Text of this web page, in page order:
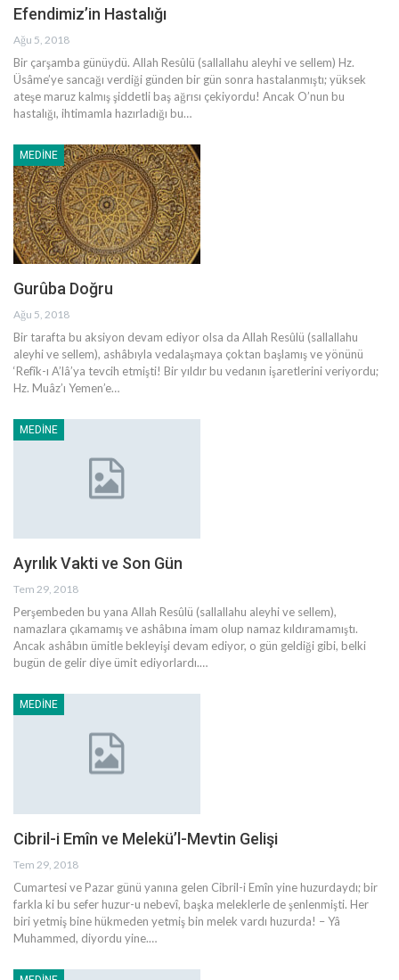
Efendimiz’in Hastalığı
Ağu 5, 2018
Bir çarşamba günüydü. Allah Resûlü (sallallahu aleyhi ve sellem) Hz.
Üsâme’ye sancağı verdiği günden bir gün sonra hastalanmıştı; yüksek
ateşe maruz kalmış şiddetli baş ağrısı çekiyordu! Ancak O’nun bu
hastalığı, ihtimamla hazırladığı bu…
MEDINE
Gurûba Doğru
Ağu 5, 2018
Bir tarafta bu aksiyon devam ediyor olsa da Allah Resûlü (sallallahu
aleyhi ve sellem), ashâbıyla vedalaşmaya çoktan başlamış ve yönünü
‘Refîk-ı A’lâ’ya tevcih etmişti! Bir yıldır bu vedanın işaretlerini veriyordu;
Hz. Muâz’ı Yemen’e…
MEDINE
Ayrılık Vakti ve Son Gün
Tem 29, 2018
Perşembeden bu yana Allah Resûlü (sallallahu aleyhi ve sellem),
namazlara çıkamamış ve ashâbına imam olup namaz kıldıramamıştı.
Ancak ashâbın ümitle bekleyişi devam ediyor, o gün geldiği gibi, belki
bugün de gelir diye ümit ediyorlardı.…
MEDINE
Cibril-i Emîn ve Melekü’l-Mevtin Gelişi
Tem 29, 2018
Cumartesi ve Pazar günü yanına gelen Cibril-i Emîn yine huzurdaydı; bir
farkla ki bu sefer huzur-u nebevî, başka meleklerle de şenlenmişti. Her
biri yetmiş bine hükmeden yetmiş bin melek vardı huzurda! – Yâ
Muhammed, diyordu yine.…